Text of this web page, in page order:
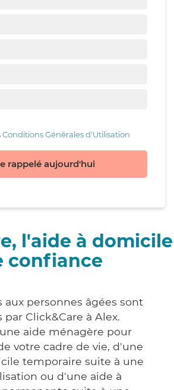
Conditions Générales d'Utilisation
rappelé aujourd'hui
l'aide à domicile
confiance
aux personnes âgées sont
par Click&Care à Alex.
aide ménagère pour
votre cadre de vie, d'une
temporaire suite à une
ou d'une aide à